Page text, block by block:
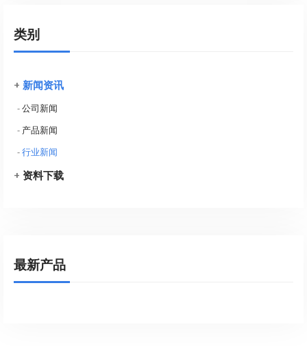
类别
+ 新闻资讯
-公司新闻
- 产品新闻
-行业新闻
+ 资料下载
最新产品